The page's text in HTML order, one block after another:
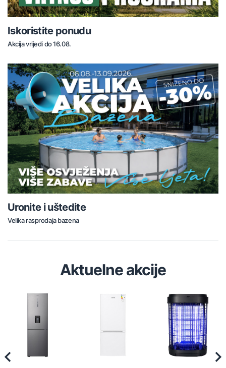
Iskoristite ponudu
Akcija vrijedi do 16.08.
Uronite i uštedite
Velika rasprodaja bazena
Aktuelne akcije